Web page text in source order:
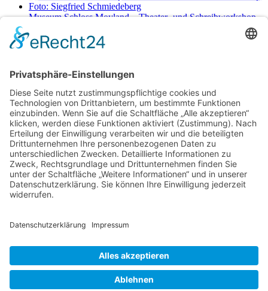
Museum Schloss Moyland – Theater- und Schreibworkshop
Netzwerkerinnen
Login für Mitglieder
Noch kein Mitglied im unternehmerinnen forum niederrhein?
gibt es weitere Informationen.
Für Mitgliedsfrauen: zum Erstellen eigener Angebote und zum
Bearbeiten des Unternehmensprofils bitte einloggen!
Social Media
Folge dem unternehmerinnen forum niederrhein auch auf Facebook,
Instagram oder LinkedIn.
CommuniBIT